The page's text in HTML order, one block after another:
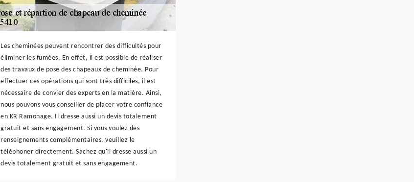
Les cheminées peuvent rencontrer des difficultés pour
éliminer les fumées. En effet, il est possible de réaliser
des travaux de pose des chapeaux de cheminée. Pour
effectuer ces opérations qui sont très difficiles, il est
nécessaire de convier des experts en la matière. Ainsi,
nous pouvons vous conseiller de placer votre confiance
en KR Ramonage. Il dresse aussi un devis totalement
gratuit et sans engagement. Si vous voulez des
renseignements complémentaires, veuillez le
téléphoner directement. Sachez qu'il dresse aussi un
devis totalement gratuit et sans engagement.